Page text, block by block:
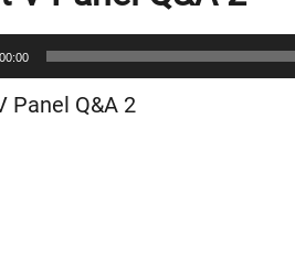
00:00
Panel Q&A 2